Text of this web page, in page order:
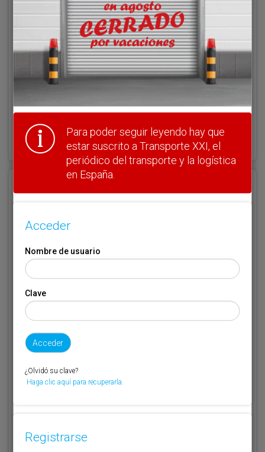
Nombre de usuario
Clave
¿Olvidó su clave?
Haga clic aquí para recuperarla.
Registrarse
Email*
Código de suscriptor(1) (2)
Si no recuerda o no tiene a mano su código de suscriptor llame al
teléfono 944 400 000 y se lo recordaremos.
Si no es suscriptor de Transporte XXI deje este campo en blanco.
Para poder seguir leyendo hay que
estar suscrito a Transporte XXI, el
periódico del transporte y la logística
en España.
Acceder
Nombre de usuario
Clave
¿Olvidó su clave?
Haga clic aquí para recuperarla.
Registrarse